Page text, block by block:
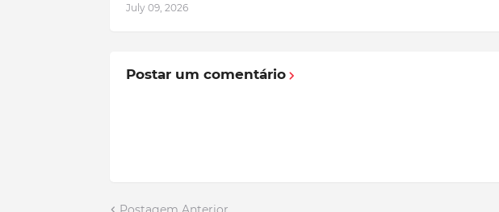
July 09, 2026
Postar um comentário